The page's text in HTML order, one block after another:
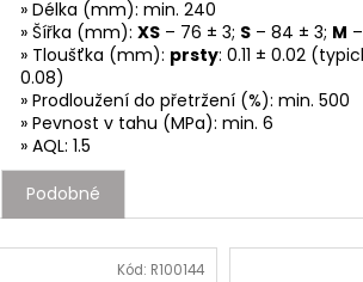
» Délka (mm): min. 240
» Šířka (mm): XS – 76 ± 3; S – 84 ± 3; M
» Tloušťka (mm): prsty: 0.11 ± 0.02
0.08)
» Prodloužení do přetržení (%): min. 500
» Pevnost v tahu (MPa): min. 6
» AQL: 1.5
Podobné
Kód: R100144